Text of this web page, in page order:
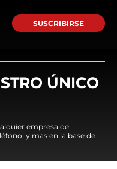
SUSCRIBIRSE
ÚNICO
empresa de
y mas en la base de